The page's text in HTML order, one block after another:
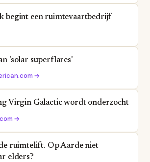
begint een ruimtevaartbedrijf
'solar superflares'
→
Virgin Galactic wordt onderzocht
→
ruimtelift. Op Aarde niet
elders?